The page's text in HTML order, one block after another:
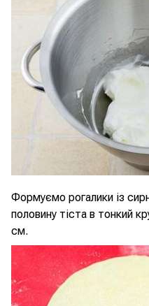
Формуємо рогалики із
половину тіста в тонкий
см.